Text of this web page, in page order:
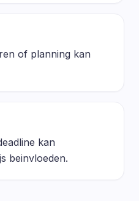
of planning kan
kan
beinvloeden.